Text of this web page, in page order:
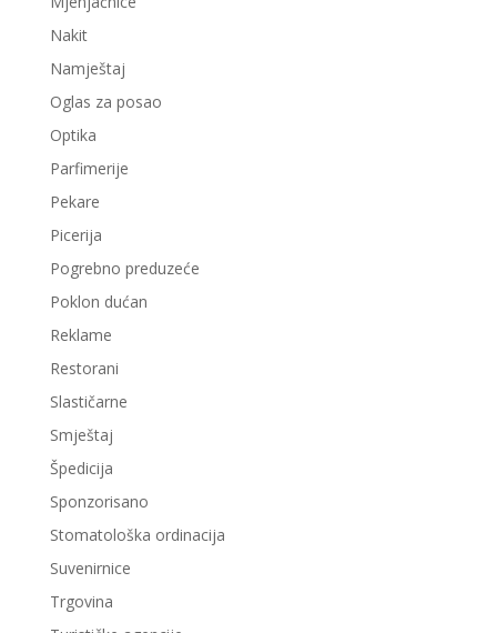
Nakit
Namještaj
Oglas za posao
Optika
Parfimerije
Pekare
Picerija
Pogrebno preduzeće
Poklon dućan
Reklame
Restorani
Slastičarne
Smještaj
Špedicija
Sponzorisano
Stomatološka ordinacija
Suvenirnice
Trgovina